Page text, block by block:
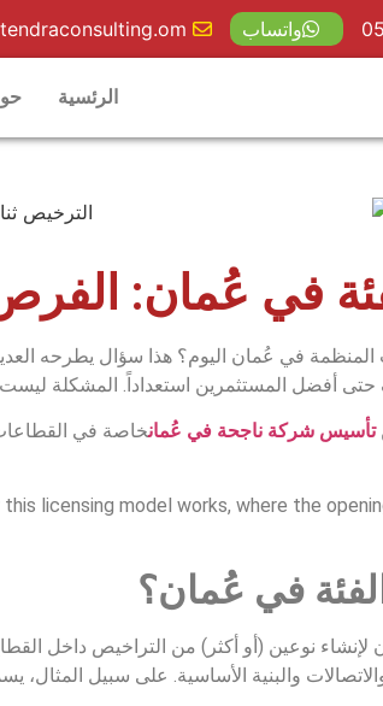
واتساب
الرئسية
في عُمان:
في عُمان اليوم؟ هذا سؤال يطرحه
حتى أفضل المستثمرين استعداداً. المشكلة
تأسيس شركة ناجحة في عُمانخاصة في
licensing model works, where the
في عُمان؟
نوعين (أو أكثر) من التراخيص داخل
والبنية الأساسية. على سبيل المثال،